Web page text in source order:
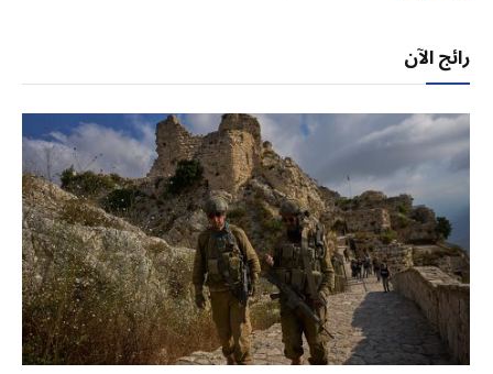
رائج الآن